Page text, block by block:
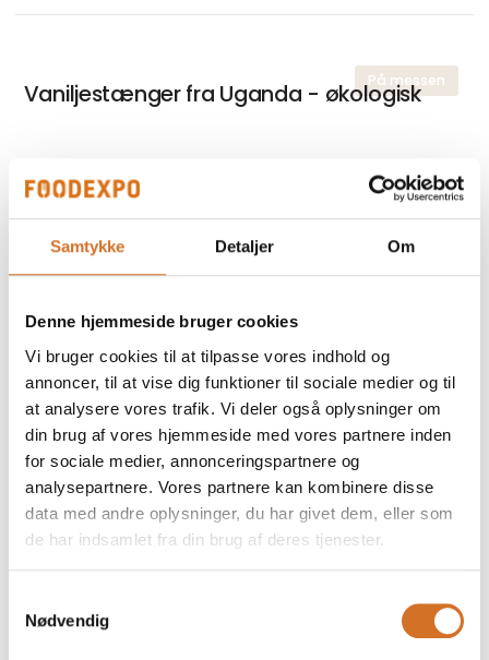
Samtykke Detaljer Om
Denne hjemmeside bruger cookies
Vi bruger cookies til at tilpasse vores indhold og
annoncer, til at vise dig funktioner til sociale medier og til
at analysere vores trafik. Vi deler også oplysninger om
din brug af vores hjemmeside med vores partnere inden
for sociale medier, annonceringspartnere og
analysepartnere. Vores partnere kan kombinere disse
data med andre oplysninger, du har givet dem, eller som
de har indsamlet fra din brug af deres tjenester.
Nødvendig
På messen
Vaniljestænger fra Uganda - økologisk
På messen
Fuldmoden vanilje fra Uganda -
økologisk
Vaniljepulver fra Uganda - økologisk
Vaniljekaviar fra Uganda - økologisk